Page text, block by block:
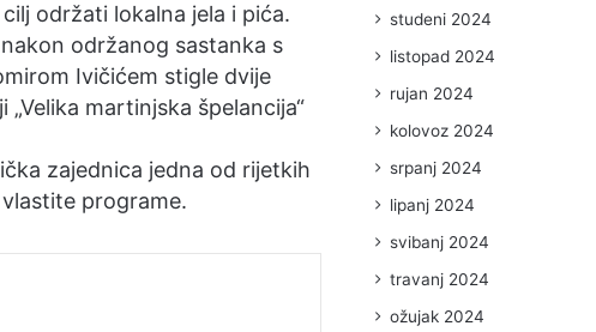
održati lokalna jela i pića.
održanog sastanka s
Ivičićem stigle dvije
martinjska špelancija“
zajednica jedna od rijetkih
programe.
studeni 2024
listopad 2024
rujan 2024
kolovoz 2024
srpanj 2024
lipanj 2024
svibanj 2024
travanj 2024
ožujak 2024